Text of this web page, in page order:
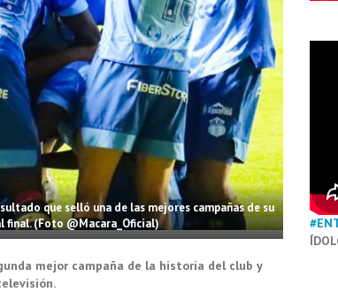
que selló una de las mejores campañas de su
(Foto @Macara_Oficial)
mejor campaña de la historia del club y